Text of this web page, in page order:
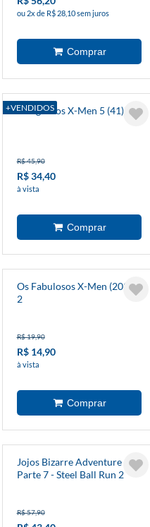
ou 2x de R$ 28,10 sem juros
+VENDIDOS
A Saga Dos X-Men 5 (41)
R$ 45,90
R$ 34,40
à vista
Os Fabulosos X-Men (2025)
2
R$ 19,90
R$ 14,90
à vista
Jojos Bizarre Adventure -
Parte 7 - Steel Ball Run 2
R$ 57,90